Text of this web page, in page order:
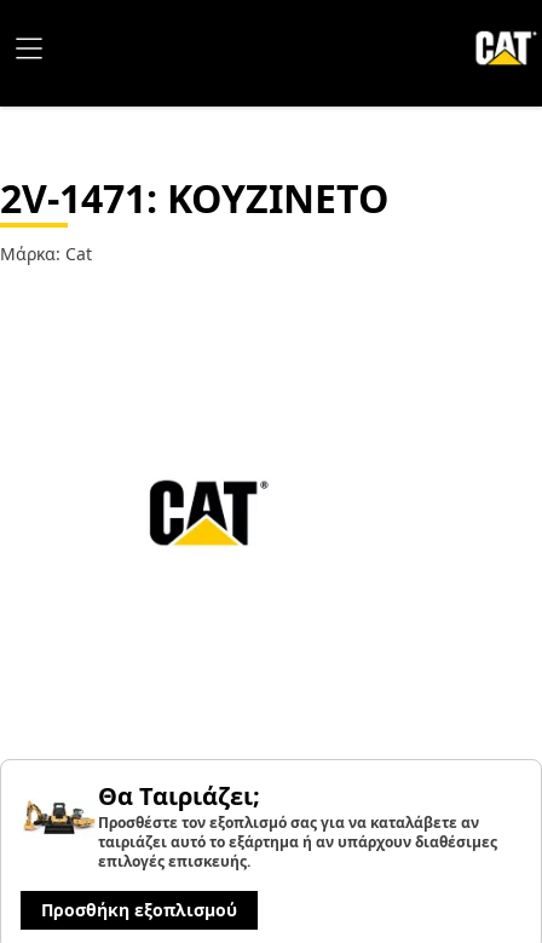
2V-1471: ΚΟΥΖΙΝΕΤΟ
Μάρκα: Cat
Θα Ταιριάζει;
Προσθέστε τον εξοπλισμό σας για να καταλάβετε αν
ταιριάζει αυτό το εξάρτημα ή αν υπάρχουν διαθέσιμες
επιλογές επισκευής.
Προσθήκη εξοπλισμού